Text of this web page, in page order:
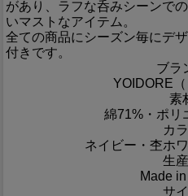
があり、ラフな呑みシーンで
いマストなアイテム。
全ての商品にシーズン毎にデ
付きです。
ブラ
YOIDORE（
素
綿71%・ポリ
カ
ネイビー・杢ホ
生
Made
サ